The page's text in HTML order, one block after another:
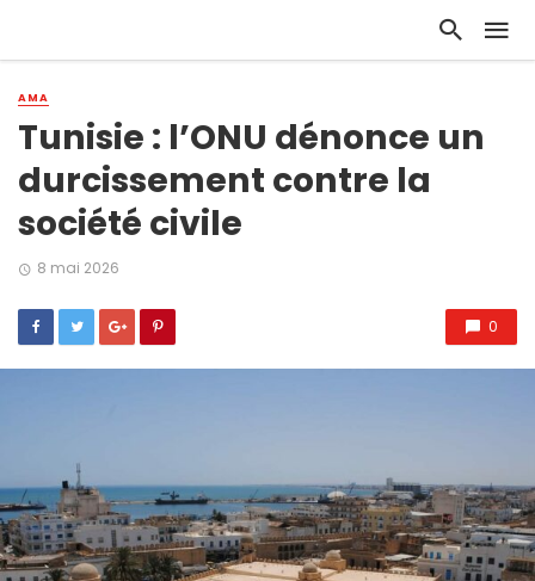
AMA
Tunisie : l’ONU dénonce un
durcissement contre la
société civile
8 mai 2026
0